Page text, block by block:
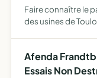
Faire connaître le
des usines de
Afenda Frandtb
Essais Non